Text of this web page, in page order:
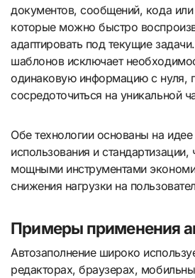
документов, сообщений, кода
которые можно быстро
адаптировать под текущие
шаблонов исключает
одинаковую информацию с нуля,
сосредоточиться на уникальной
Обе технологии основаны на идее
использования и стандартизации,
мощными инструментами
снижения нагрузки на
Примеры применения
Автозаполнение широко
редакторах, браузерах,